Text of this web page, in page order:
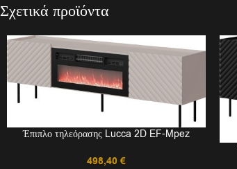
Σχετικά προϊόντα
Έπιπλο τηλεόρασης Lucca 2D EF-Mpez
498,40 €